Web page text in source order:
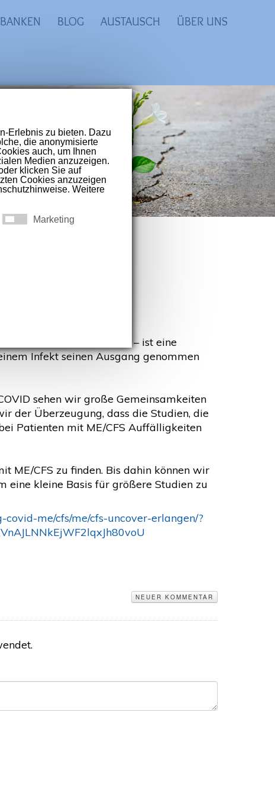
BLOG AUSTAUSCH ÜBER UNS
Raum
Covid und
oder kurz - ME/CFS – ist eine
Infekt seinen Ausgang genommen
sehen wir große Gemeinsamkeiten
der Überzeugung, dass die Studien, die
Patienten mit ME/CFS Auffälligkeiten
ME/CFS zu finden. Bis dahin können wir
eine kleine Basis für größere Studien zu
me/cfs/me/cfs-uncover-erlangen/?
NEUER KOMMENTAR